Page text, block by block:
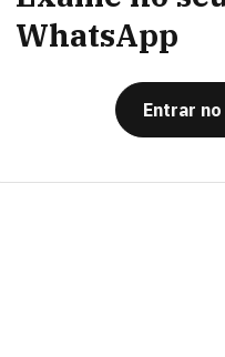
WhatsApp
Entrar